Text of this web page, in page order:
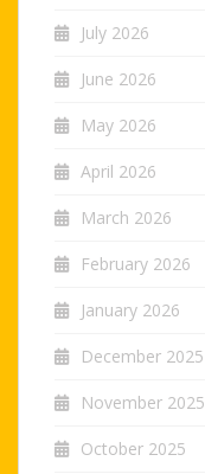
July 2026
June 2026
May 2026
April 2026
March 2026
February 2026
January 2026
December 2025
November 2025
October 2025